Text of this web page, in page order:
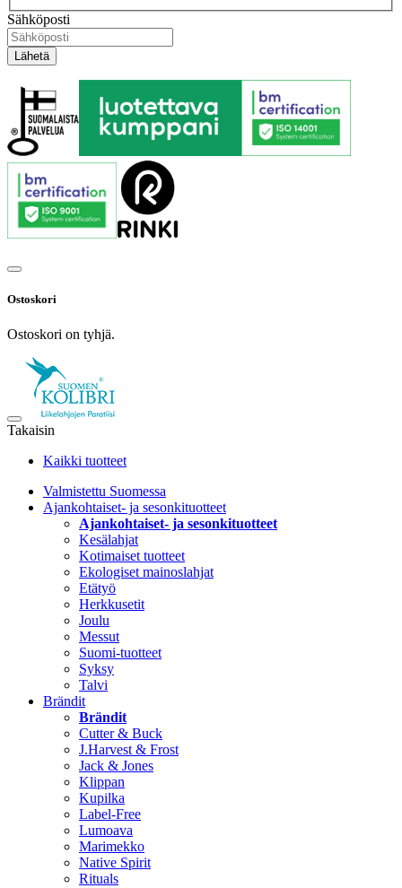
Sähköposti
Ostoskori
Ostoskori on tyhjä.
Takaisin
Kaikki tuotteet
Valmistettu Suomessa
Ajankohtaiset- ja sesonkituotteet
Ajankohtaiset- ja sesonkituotteet
Kesälahjat
Kotimaiset tuotteet
Ekologiset mainoslahjat
Etätyö
Herkkusetit
Joulu
Messut
Suomi-tuotteet
Syksy
Talvi
Brändit
Brändit
Cutter & Buck
J.Harvest & Frost
Jack & Jones
Klippan
Kupilka
Label-Free
Lumoava
Marimekko
Native Spirit
Rituals